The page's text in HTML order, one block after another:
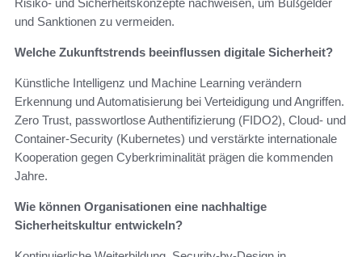
Risiko‑ und Sicherheitskonzepte nachweisen, um Bußgelder
und Sanktionen zu vermeiden.
Welche Zukunftstrends beeinflussen digitale Sicherheit?
Künstliche Intelligenz und Machine Learning verändern
Erkennung und Automatisierung bei Verteidigung und Angriffen.
Zero Trust, passwortlose Authentifizierung (FIDO2), Cloud‑ und
Container‑Security (Kubernetes) und verstärkte internationale
Kooperation gegen Cyberkriminalität prägen die kommenden
Jahre.
Wie können Organisationen eine nachhaltige
Sicherheitskultur entwickeln?